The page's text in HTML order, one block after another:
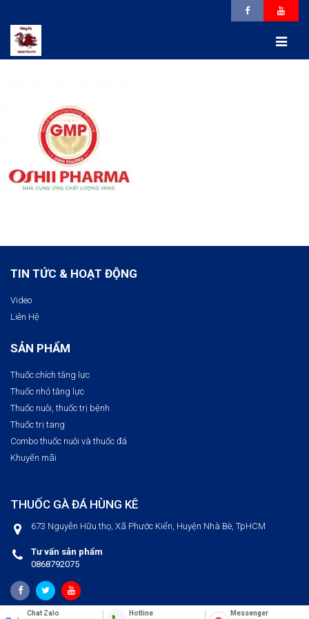
TIN TỨC & HOẠT ĐỘNG
Video
Liên Hệ
SẢN PHẨM
Thuốc chích tăng lực
Thuốc nhỏ tăng lực
Thuốc nuôi, thuốc trị bệnh​
Thuốc trị tang
Combo thuốc nuôi và thuốc đá
Khuyến mãi
THUỐC GÀ ĐÁ HÙNG KÊ
673 Nguyễn Hữu thọ, Xã Phước Kiển, Huyện Nhà Bè, TpHCM
Tư vấn sản phẩm
0868792075
Chat Zalo Hotline Messenger